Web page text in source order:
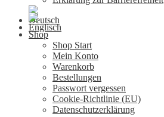
Shop
Shop Start
Mein Konto
Warenkorb
Bestellungen
Passwort vergessen
Cookie-Richtlinie (EU)
Datenschutzerklärung